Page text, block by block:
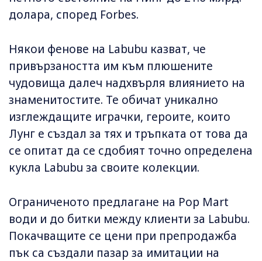
долара, според Forbes.
Някои фенове на Labubu казват, че
привързаността им към плюшените
чудовища далеч надхвърля влиянието на
знаменитостите. Те обичат уникално
изглеждащите играчки, героите, които
Лунг е създал за тях и тръпката от това да
се опитат да се сдобият точно определена
кукла Labubu за своите колекции.
Ограниченото предлагане на Pop Mart
води и до битки между клиенти за Labubu.
Покачващите се цени при препродажба
пък са създали пазар за имитации на